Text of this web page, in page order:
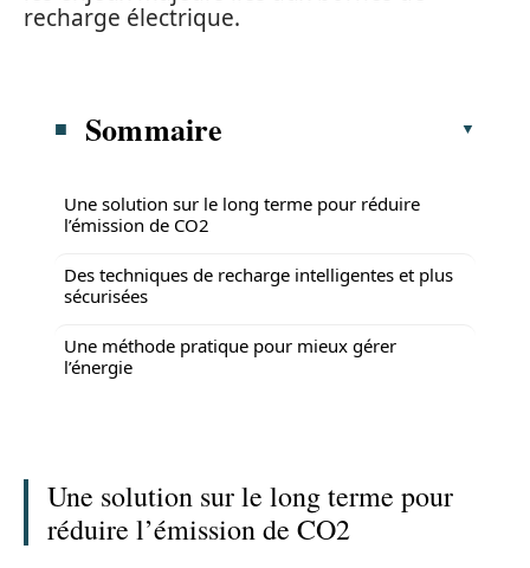
recharge électrique.
Sommaire
Une solution sur le long terme pour réduire
l’émission de CO2
Des techniques de recharge intelligentes et plus
sécurisées
Une méthode pratique pour mieux gérer
l’énergie
Une solution sur le long terme pour
réduire l’émission de CO2